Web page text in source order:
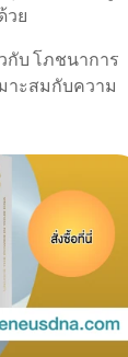
วย
กับ โภชนาการ
าะสมกับความ